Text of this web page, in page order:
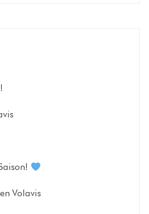
Volavis